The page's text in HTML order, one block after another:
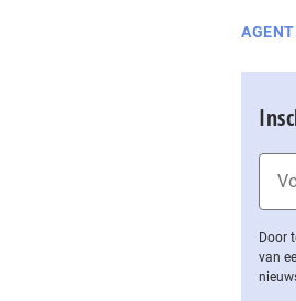
Door
van